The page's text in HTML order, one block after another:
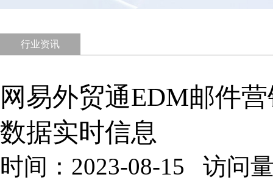
行业资讯
网易外贸通EDM邮件
数据实时信息
时间：2023-08-15 访问